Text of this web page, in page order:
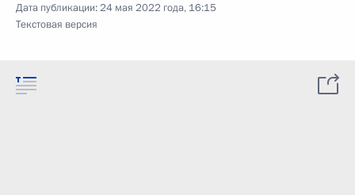
Дата публикации:24 мая 2022 года, 16:15
Текстовая версия